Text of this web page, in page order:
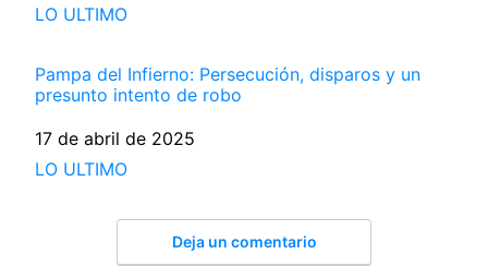
Respecto a
LO ULTIMO
Pampa del Infierno: Persecución, disparos y un
presunto intento de robo
Fecha
17 de abril de 2025
Respecto a
LO ULTIMO
Deja un comentario